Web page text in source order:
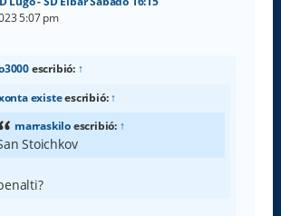
5:07 pm
escribió: ↑
existeescribió:↑
marraskiloescribió: ↑
Stoichkov